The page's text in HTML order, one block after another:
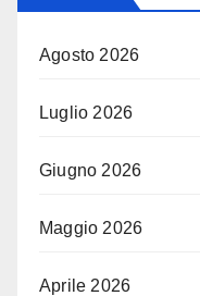
Agosto 2026
Luglio 2026
Giugno 2026
Maggio 2026
Aprile 2026